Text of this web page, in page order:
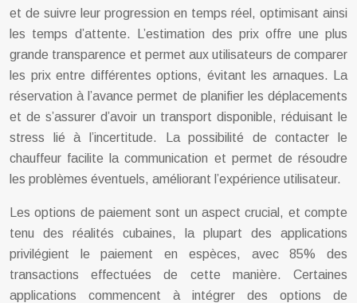
et de suivre leur progression en temps réel, optimisant ainsi
les temps d’attente. L’estimation des prix offre une plus
grande transparence et permet aux utilisateurs de comparer
les prix entre différentes options, évitant les arnaques. La
réservation à l’avance permet de planifier les déplacements
et de s’assurer d’avoir un transport disponible, réduisant le
stress lié à l’incertitude. La possibilité de contacter le
chauffeur facilite la communication et permet de résoudre
les problèmes éventuels, améliorant l’expérience utilisateur.
Les options de paiement sont un aspect crucial, et compte
tenu des réalités cubaines, la plupart des applications
privilégient le paiement en espèces, avec 85% des
transactions effectuées de cette manière. Certaines
applications commencent à intégrer des options de